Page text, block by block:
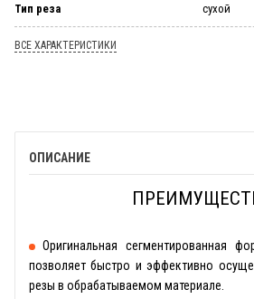
Тип реза сухой
ВСЕ ХАРАКТЕРИСТИКИ
ОПИСАНИЕ
Оригинальная сегментированная
позволяет быстро и эффективно
резы в обрабатываемом материале.